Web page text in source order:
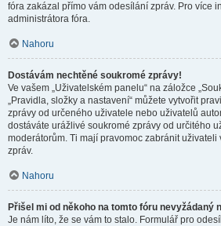
fóra zakázal přímo vám odesílání zpráv. Pro více
administrátora fóra.
Nahoru
Dostávám nechtěné soukromé zprávy!
Ve vašem „Uživatelském panelu“ na záložce
„Pravidla, složky a nastavení“ můžete vytvořit
zprávy od určeného uživatele nebo uživatelů
dostáváte urážlivé soukromé zprávy od určitého
moderátorům. Ti mají pravomoc zabránit uživateli
zpráv.
Nahoru
Přišel mi od někoho na tomto fóru nevyžádaný
Je nám líto, že se vám to stalo. Formulář pro